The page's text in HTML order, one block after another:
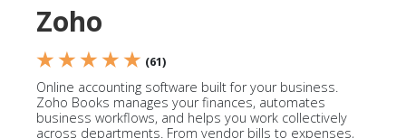
Zoho
★ ★ ★ ★ ★ (61)
Online accounting software built for your business.
Zoho Books manages your finances, automates
business workflows, and helps you work collectively
across departments. From vendor bills to expenses,